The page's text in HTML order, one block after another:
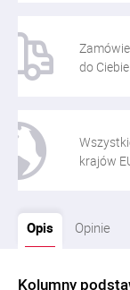
do
krajów
Opis Opinie
Kolumny